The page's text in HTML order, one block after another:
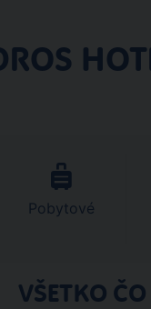
Pobytové
VŠETKO ČO